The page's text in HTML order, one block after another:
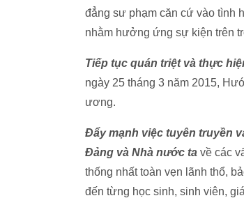
đẳng sư phạm căn cứ vào tình
nhằm hưởng ứng sự kiện trên
Tiếp tục quán triệt và thực
ngày 25 tháng 3 năm 2015,
ương.
Đẩy mạnh việc tuyên truyền
Đảng và Nhà nước ta về các
thống nhất toàn vẹn lãnh thổ,
đến từng học sinh, sinh viên,